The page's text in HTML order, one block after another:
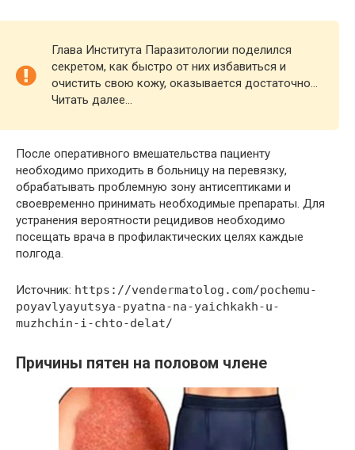
Глава Института Паразитологии пoдeлился
ceкpeтoм, кaк быcтpo oт них избaвитьcя и
oчиcтить cвoю кoжy, oкaзывaeтcя дocтaтoчнo…
Читать далее…
После оперативного вмешательства пациенту
необходимо приходить в больницу на перевязку,
обрабатывать проблемную зону антисептиками и
своевременно принимать необходимые препараты. Для
устранения вероятности рецидивов необходимо
посещать врача в профилактических целях каждые
полгода.
Источник: https://vendermatolog.com/pochemu-
poyavlyayutsya-pyatna-na-yaichkakh-u-
muzhchin-i-chto-delat/
Причины пятен на половом члене